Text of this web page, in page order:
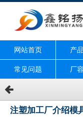
网站首页 产
常见问题 厂
注塑加工厂介绍模